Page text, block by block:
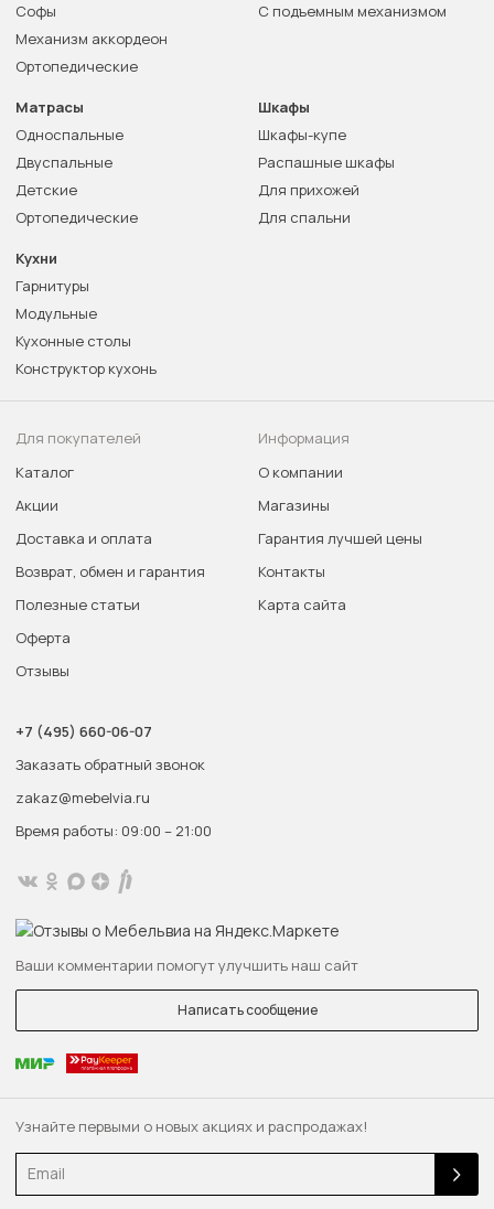
Узнайте первыми о новых акциях и распродажах!
Email
Софы
Механизм аккордеон
Ортопедические
С подъемным механизмом
Матрасы
Односпальные
Двуспальные
Детские
Ортопедические
Шкафы
Шкафы-купе
Распашные шкафы
Для прихожей
Для спальни
Кухни
Гарнитуры
Модульные
Кухонные столы
Конструктор кухонь
Для покупателей
Каталог
Акции
Доставка и оплата
Возврат, обмен и гарантия
Полезные статьи
Оферта
Отзывы
Информация
О компании
Магазины
Гарантия лучшей цены
Контакты
Карта сайта
+7 (495) 660-06-07
Заказать обратный звонок
zakaz@mebelvia.ru
Время работы: 09:00 – 21:00
Ваши комментарии помогут улучшить наш сайт
Написать сообщение